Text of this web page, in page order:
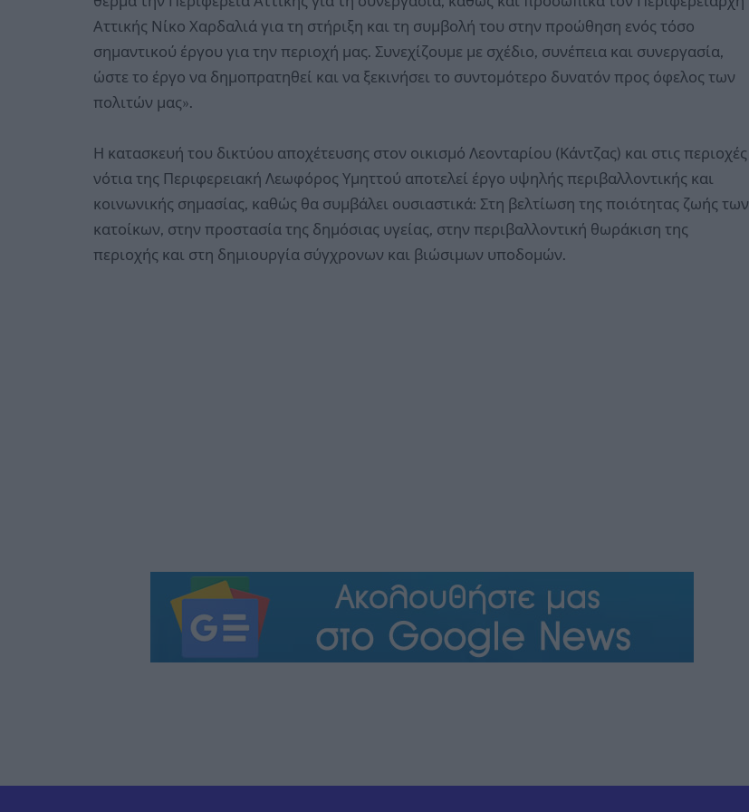
Αττικής Νίκο Χαρδαλιά για τη στήριξη και τη συμβολή του στην προώθηση ενός τόσο
σημαντικού έργου για την περιοχή μας. Συνεχίζουμε με σχέδιο, συνέπεια και συνεργασία,
ώστε το έργο να δημοπρατηθεί και να ξεκινήσει το συντομότερο δυνατόν προς όφελος των
πολιτών μας».
Η κατασκευή του δικτύου αποχέτευσης στον οικισμό Λεονταρίου (Κάντζας) και στις περιοχές
νότια της Περιφερειακή Λεωφόρος Υμηττού αποτελεί έργο υψηλής περιβαλλοντικής και
κοινωνικής σημασίας, καθώς θα συμβάλει ουσιαστικά: Στη βελτίωση της ποιότητας ζωής των
κατοίκων, στην προστασία της δημόσιας υγείας, στην περιβαλλοντική θωράκιση της
περιοχής και στη δημιουργία σύγχρονων και βιώσιμων υποδομών.